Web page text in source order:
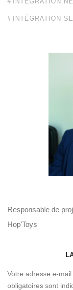
INTÉGRATION
Responsable de
Hop'Toys
Votre adresse e-
obligatoires sont